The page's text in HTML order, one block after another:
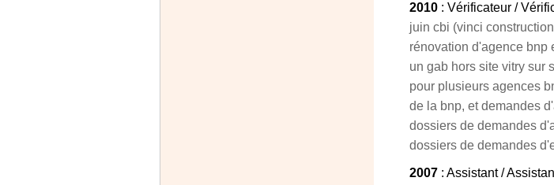
2010 : Vérificateur /
juin cbi (vinci
rénovation d'agence bnp
un gab hors site vitry sur
pour plusieurs agences
de la bnp, et demandes
dossiers de demandes
dossiers de demandes
2007 : Assistant /